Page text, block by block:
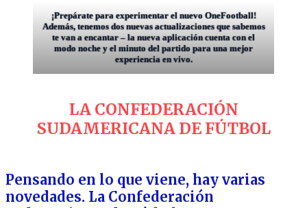
¡Prepárate para experimentar el nuevo OneFootball!
Además, tenemos dos nuevas actualizaciones que sabemos
te van a encantar – la nueva aplicación cuenta con el
modo noche y el minuto del partido para una mejor
experiencia en vivo.
LA CONFEDERACIÓN
SUDAMERICANA DE FÚTBOL
Pensando en lo que viene, hay varias
novedades. La Confederación